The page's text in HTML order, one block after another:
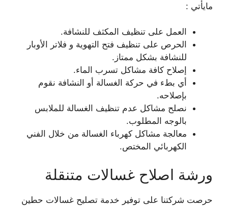
مايأتي :
العمل على تنظيف المكثف للنشافة.
الحرص على تنظيف فتح التهوية و فلاتر الأوبار
للنشافة بشكل ممتاز.
إصلاح كافة مشاكل تسرب الماء.
أي بطء في حركة الغسالة أو النشافة نقوم
بإصلاحه.
نصلح مشاكل عدم تنظيف الغسالة للملابس
بالوجه المطلوب.
معالجة مشاكل كهرباء الغسالة من خلال الفني
الكهربائي المختص.
ورشة اصلاح غسالات متنقلة
حرصت شركتنا على توفير خدمة تصليح غسالات حطين